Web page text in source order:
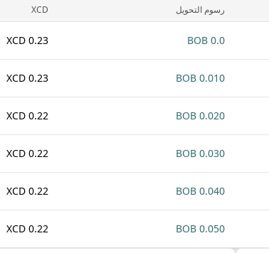
رسوم التحويل XCD
0.0 BOB
0.23 XCD
0.010 BOB
0.23 XCD
0.020 BOB
0.22 XCD
0.030 BOB
0.22 XCD
0.040 BOB
0.22 XCD
0.050 BOB
0.22 XCD